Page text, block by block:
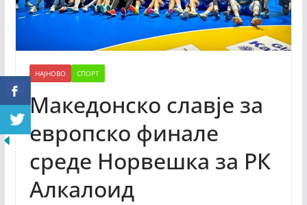
НАЈНОВО СПОРТ
Македонско славје за
европско финале
среде Норвешка за РК
Алкалоид